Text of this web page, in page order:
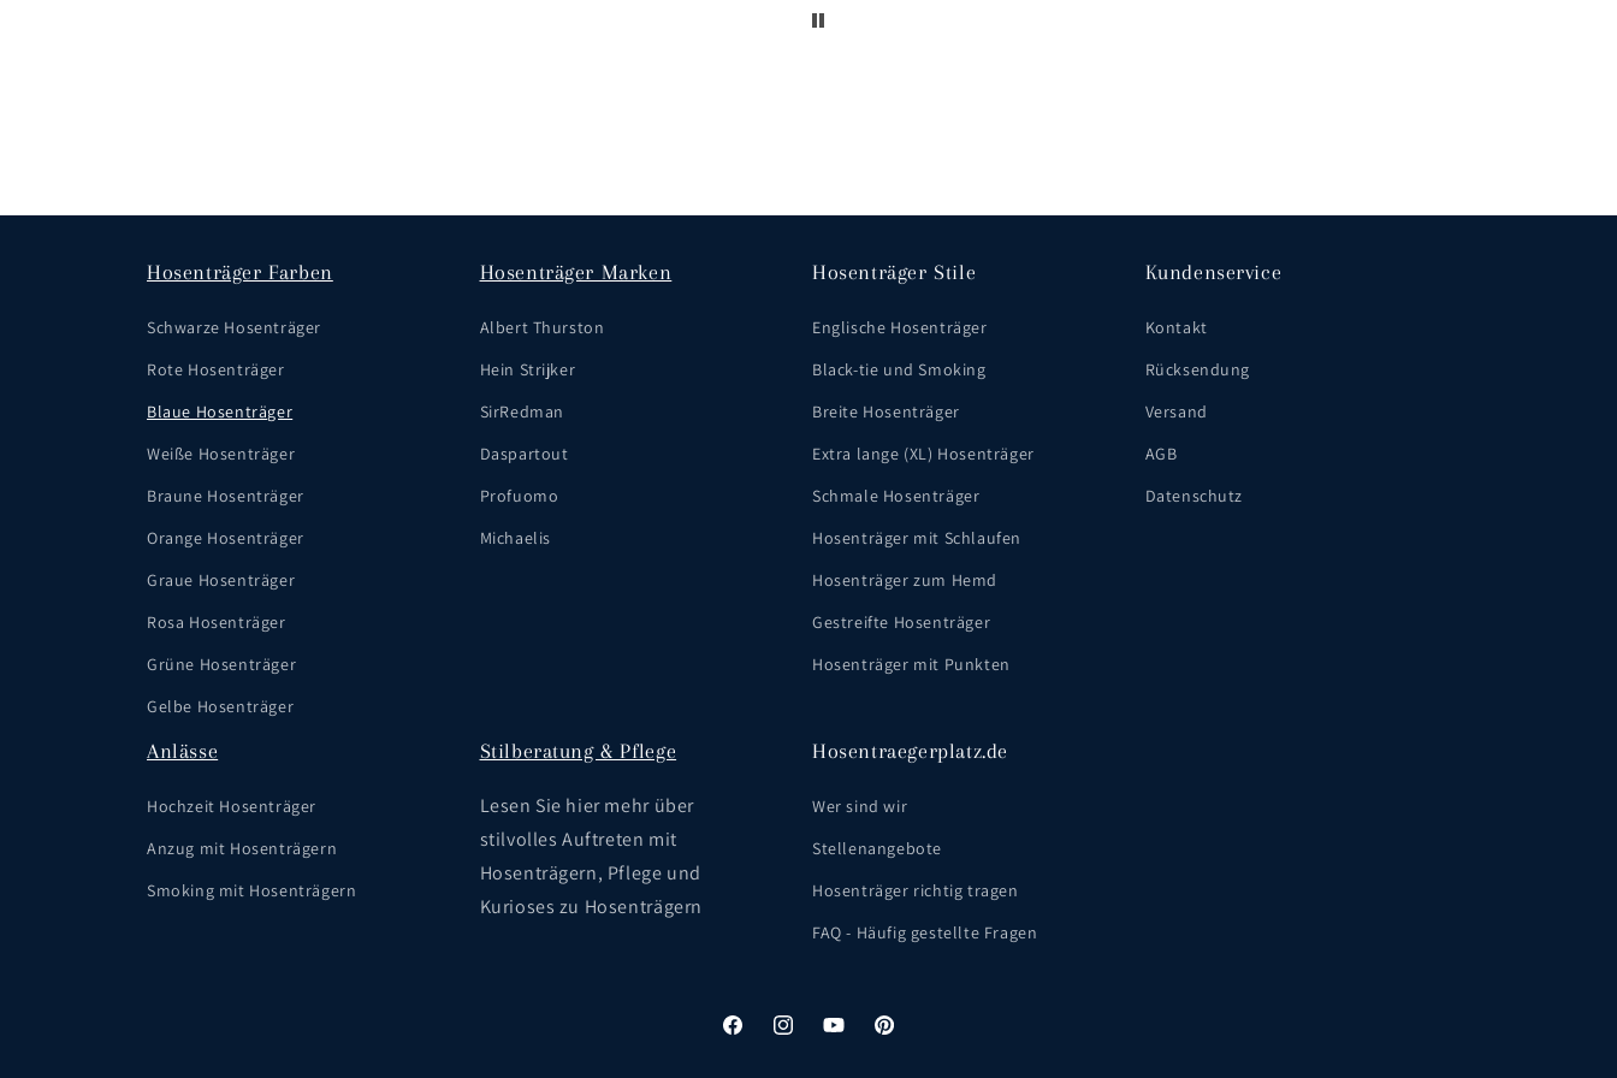
Hosenträger Farben
Schwarze Hosenträger
Rote Hosenträger
Blaue Hosenträger
Weiße Hosenträger
Braune Hosenträger
Orange Hosenträger
Graue Hosenträger
Rosa Hosenträger
Grüne Hosenträger
Gelbe Hosenträger
Hosenträger Marken
Albert Thurston
Hein Strijker
SirRedman
Daspartout
Profuomo
Michaelis
Hosenträger Stile
Englische Hosenträger
Black-tie und Smoking
Breite Hosenträger
Extra lange (XL) Hosenträger
Schmale Hosenträger
Hosenträger mit Schlaufen
Hosenträger zum Hemd
Gestreifte Hosenträger
Hosenträger mit Punkten
Kundenservice
Kontakt
Rücksendung
Versand
AGB
Datenschutz
Anlässe
Hochzeit Hosenträger
Anzug mit Hosenträgern
Smoking mit Hosenträgern
Stilberatung & Pflege
Lesen Sie hier mehr über
stilvolles Auftreten mit
Hosenträgern, Pflege und
Kurioses zu Hosenträgern
Hosentraegerplatz.de
Wer sind wir
Stellenangebote
Hosenträger richtig tragen
FAQ - Häufig gestellte Fragen
FacebookInstagramYouTubePinterest